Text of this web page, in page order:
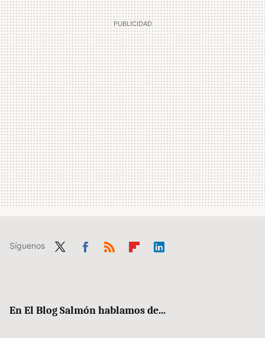
Síguenos
En El Blog Salmón hablamos de...